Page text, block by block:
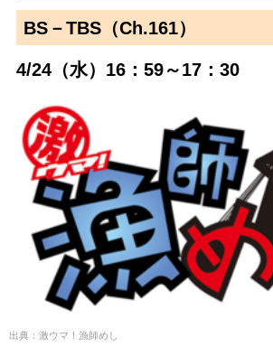
BS－TBS（Ch.161）
4/24（水）16：59～17：30
出典：激ウマ！漁師めし